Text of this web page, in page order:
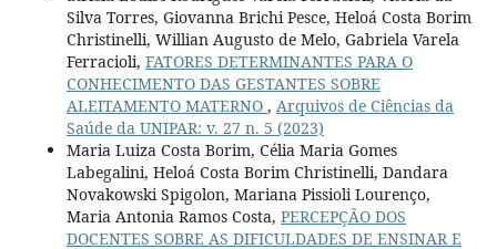
Silva Torres, Giovanna Brichi Pesce, Heloá Costa Borim
Christinelli, Willian Augusto de Melo, Gabriela Varela
Ferracioli, FATORES DETERMINANTES PARA O
CONHECIMENTO DAS GESTANTES SOBRE
ALEITAMENTO MATERNO , Arquivos de Ciências da
Saúde da UNIPAR: v. 27 n. 5 (2023)
Maria Luiza Costa Borim, Célia Maria Gomes
Labegalini, Heloá Costa Borim Christinelli, Dandara
Novakowski Spigolon, Mariana Pissioli Lourenço,
Maria Antonia Ramos Costa, PERCEPÇÃO DOS
DOCENTES SOBRE AS DIFICULDADES DE ENSINAR E